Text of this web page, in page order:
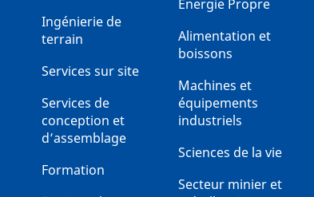
Ingénierie de
terrain
Services sur site
Services de
conception et
d’assemblage
Formation
Énergie Propre
Alimentation et
boissons
Machines et
équipements
industriels
Sciences de la vie
Secteur minier et